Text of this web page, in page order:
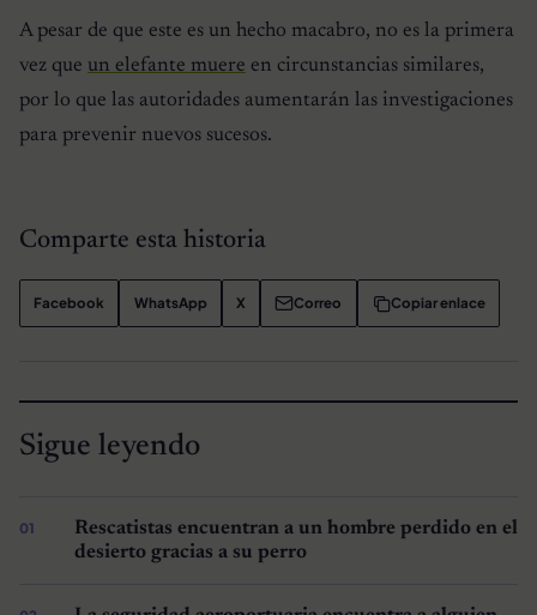
A pesar de que este es un hecho macabro, no es la primera
vez que un elefante muere en circunstancias similares,
por lo que las autoridades aumentarán las investigaciones
para prevenir nuevos sucesos.
Comparte esta historia
Facebook WhatsApp X Correo Copiar enlace
Sigue leyendo
Rescatistas encuentran a un hombre perdido en el
desierto gracias a su perro